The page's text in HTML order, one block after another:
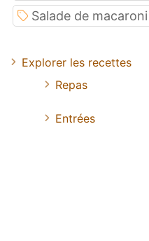
Salade de macaroni
Explorer les recettes
Repas
Entrées